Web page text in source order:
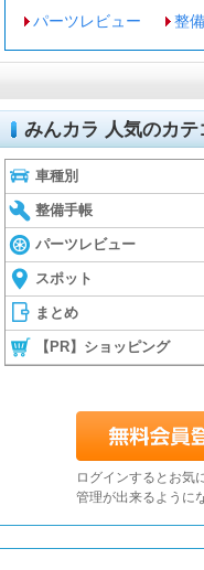
パーツレビュー 整
みんカラ 人気のカテ
車種別
整備手帳
パーツレビュー
スポット
まとめ
【PR】ショッピング
ログインするとお気
管理が出来るように